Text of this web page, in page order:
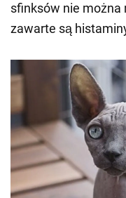
sfinksów nie można
zawarte są